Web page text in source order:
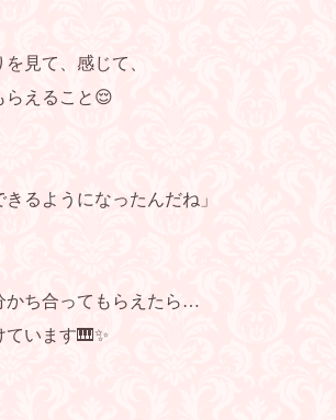
見て、感じて、
らえること😌
きるようになったんだね」
かち合ってもらえたら…
います🎹✨